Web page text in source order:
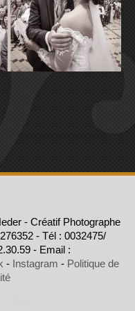
- Créatif Photographe
- Tél : 0032475/
- Email :
- Instagram - Politique de